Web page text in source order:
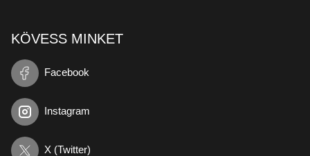
KÖVESS MINKET
Facebook
Instagram
X (Twitter)